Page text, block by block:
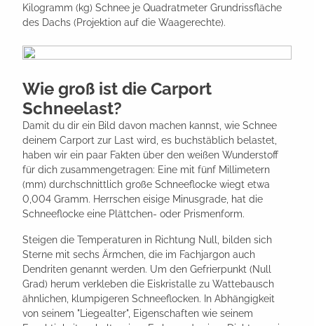
Kilogramm (kg) Schnee je Quadratmeter Grundrissfläche
des Dachs (Projektion auf die Waagerechte).
Wie groß ist die Carport
Schneelast?
Damit du dir ein Bild davon machen kannst, wie Schnee
deinem Carport zur Last wird, es buchstäblich belastet,
haben wir ein paar Fakten über den weißen Wunderstoff
für dich zusammengetragen: Eine mit fünf Millimetern
(mm) durchschnittlich große Schneeflocke wiegt etwa
0,004 Gramm. Herrschen eisige Minusgrade, hat die
Schneeflocke eine Plättchen- oder Prismenform.
Steigen die Temperaturen in Richtung Null, bilden sich
Sterne mit sechs Ärmchen, die im Fachjargon auch
Dendriten genannt werden. Um den Gefrierpunkt (Null
Grad) herum verkleben die Eiskristalle zu Wattebausch
ähnlichen, klumpigeren Schneeflocken. In Abhängigkeit
von seinem "Liegealter", Eigenschaften wie seinem